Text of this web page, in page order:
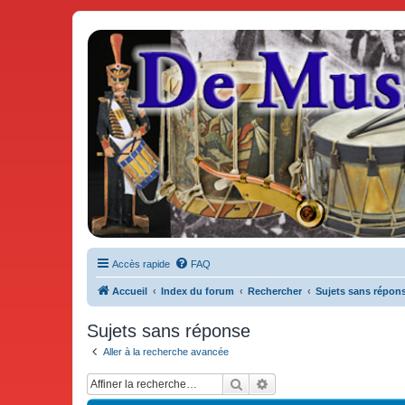
De Musicae Militari - Forums
Forums de discussions
Accès rapide FAQ
Accueil Index du forum Rechercher Sujets sans
Sujets sans réponse
Aller à la recherche avancée
Rechercher